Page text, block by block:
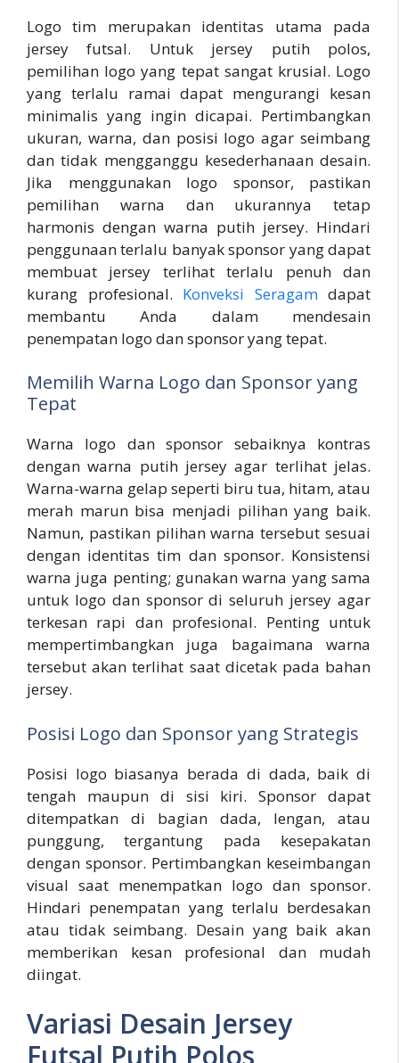
Logo tim merupakan identitas utama pada
jersey futsal. Untuk jersey putih polos,
pemilihan logo yang tepat sangat krusial. Logo
yang terlalu ramai dapat mengurangi kesan
minimalis yang ingin dicapai. Pertimbangkan
ukuran, warna, dan posisi logo agar seimbang
dan tidak mengganggu kesederhanaan desain.
Jika menggunakan logo sponsor, pastikan
pemilihan warna dan ukurannya tetap
harmonis dengan warna putih jersey. Hindari
penggunaan terlalu banyak sponsor yang dapat
membuat jersey terlihat terlalu penuh dan
kurang profesional. Konveksi Seragamdapat
membantu Anda dalam mendesain
penempatan logo dan sponsor yang tepat.
Memilih Warna Logo dan Sponsor yang
Tepat
Warna logo dan sponsor sebaiknya kontras
dengan warna putih jersey agar terlihat jelas.
Warna-warna gelap seperti biru tua, hitam, atau
merah marun bisa menjadi pilihan yang baik.
Namun, pastikan pilihan warna tersebut sesuai
dengan identitas tim dan sponsor. Konsistensi
warna juga penting; gunakan warna yang sama
untuk logo dan sponsor di seluruh jersey agar
terkesan rapi dan profesional. Penting untuk
mempertimbangkan juga bagaimana warna
tersebut akan terlihat saat dicetak pada bahan
jersey.
Posisi Logo dan Sponsor yang Strategis
Posisi logo biasanya berada di dada, baik di
tengah maupun di sisi kiri. Sponsor dapat
ditempatkan di bagian dada, lengan, atau
punggung, tergantung pada kesepakatan
dengan sponsor. Pertimbangkan keseimbangan
visual saat menempatkan logo dan sponsor.
Hindari penempatan yang terlalu berdesakan
atau tidak seimbang. Desain yang baik akan
memberikan kesan profesional dan mudah
diingat.
Variasi Desain Jersey
Futsal Putih Polos